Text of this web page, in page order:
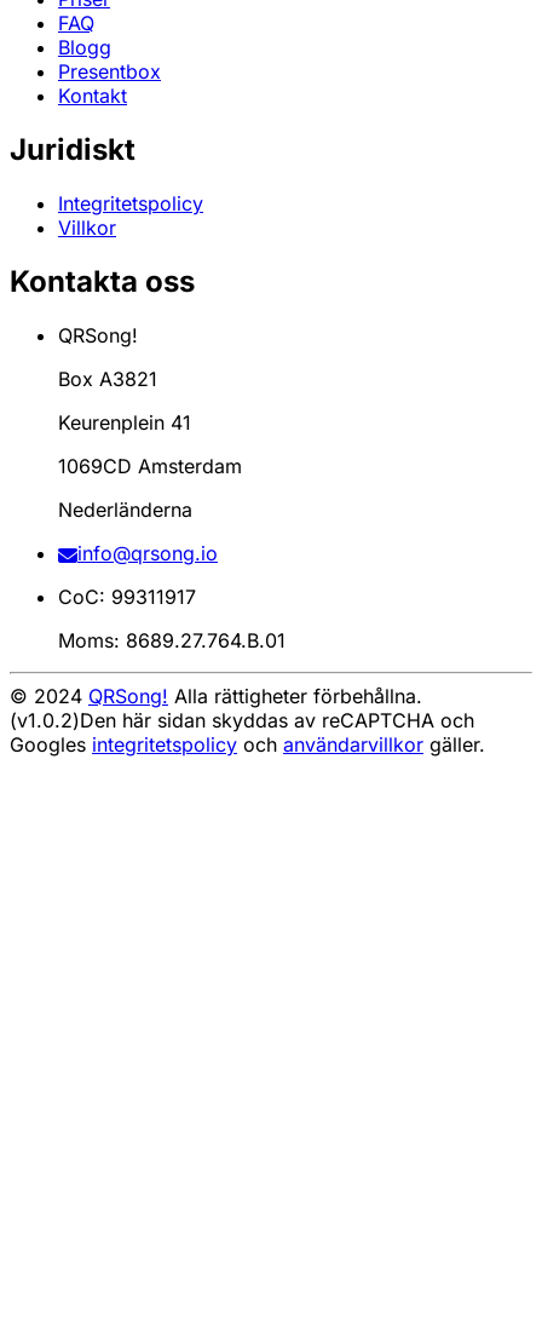
FAQ
Blogg
Presentbox
Kontakt
Juridiskt
Integritetspolicy
Villkor
Kontakta oss
QRSong!
Box A3821
Keurenplein 41
1069CD Amsterdam
Nederländerna
info@qrsong.io
CoC: 99311917
Moms: 8689.27.764.B.01
© 2024 QRSong! Alla rättigheter förbehållna.
(v1.0.2)Den här sidan skyddas av reCAPTCHA och
Googles integritetspolicy och användarvillkor gäller.